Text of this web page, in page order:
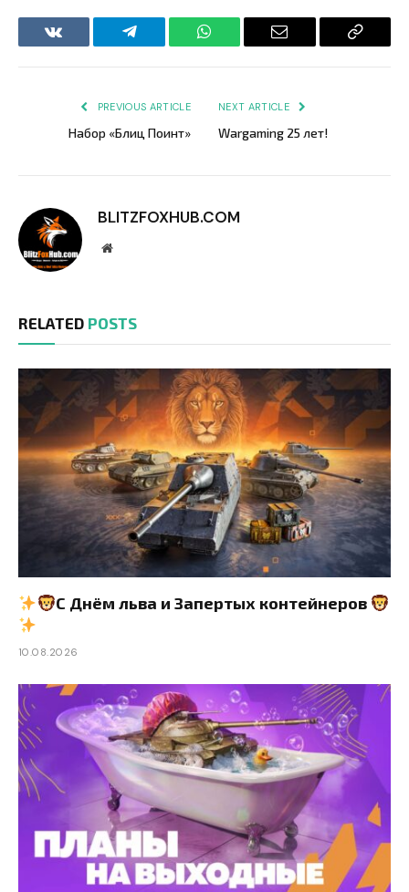
VKontakteTelegram WhatsApp Email
Copy
PREVIOUS ARTICLE
Набор «Блиц Поинт»
NEXT ARTICLE
Wargaming 25 лет!
BLITZFOXHUB.COM
Website
RELATED POSTS
С Днём льва и Запертых контейнеров
10.08.2026